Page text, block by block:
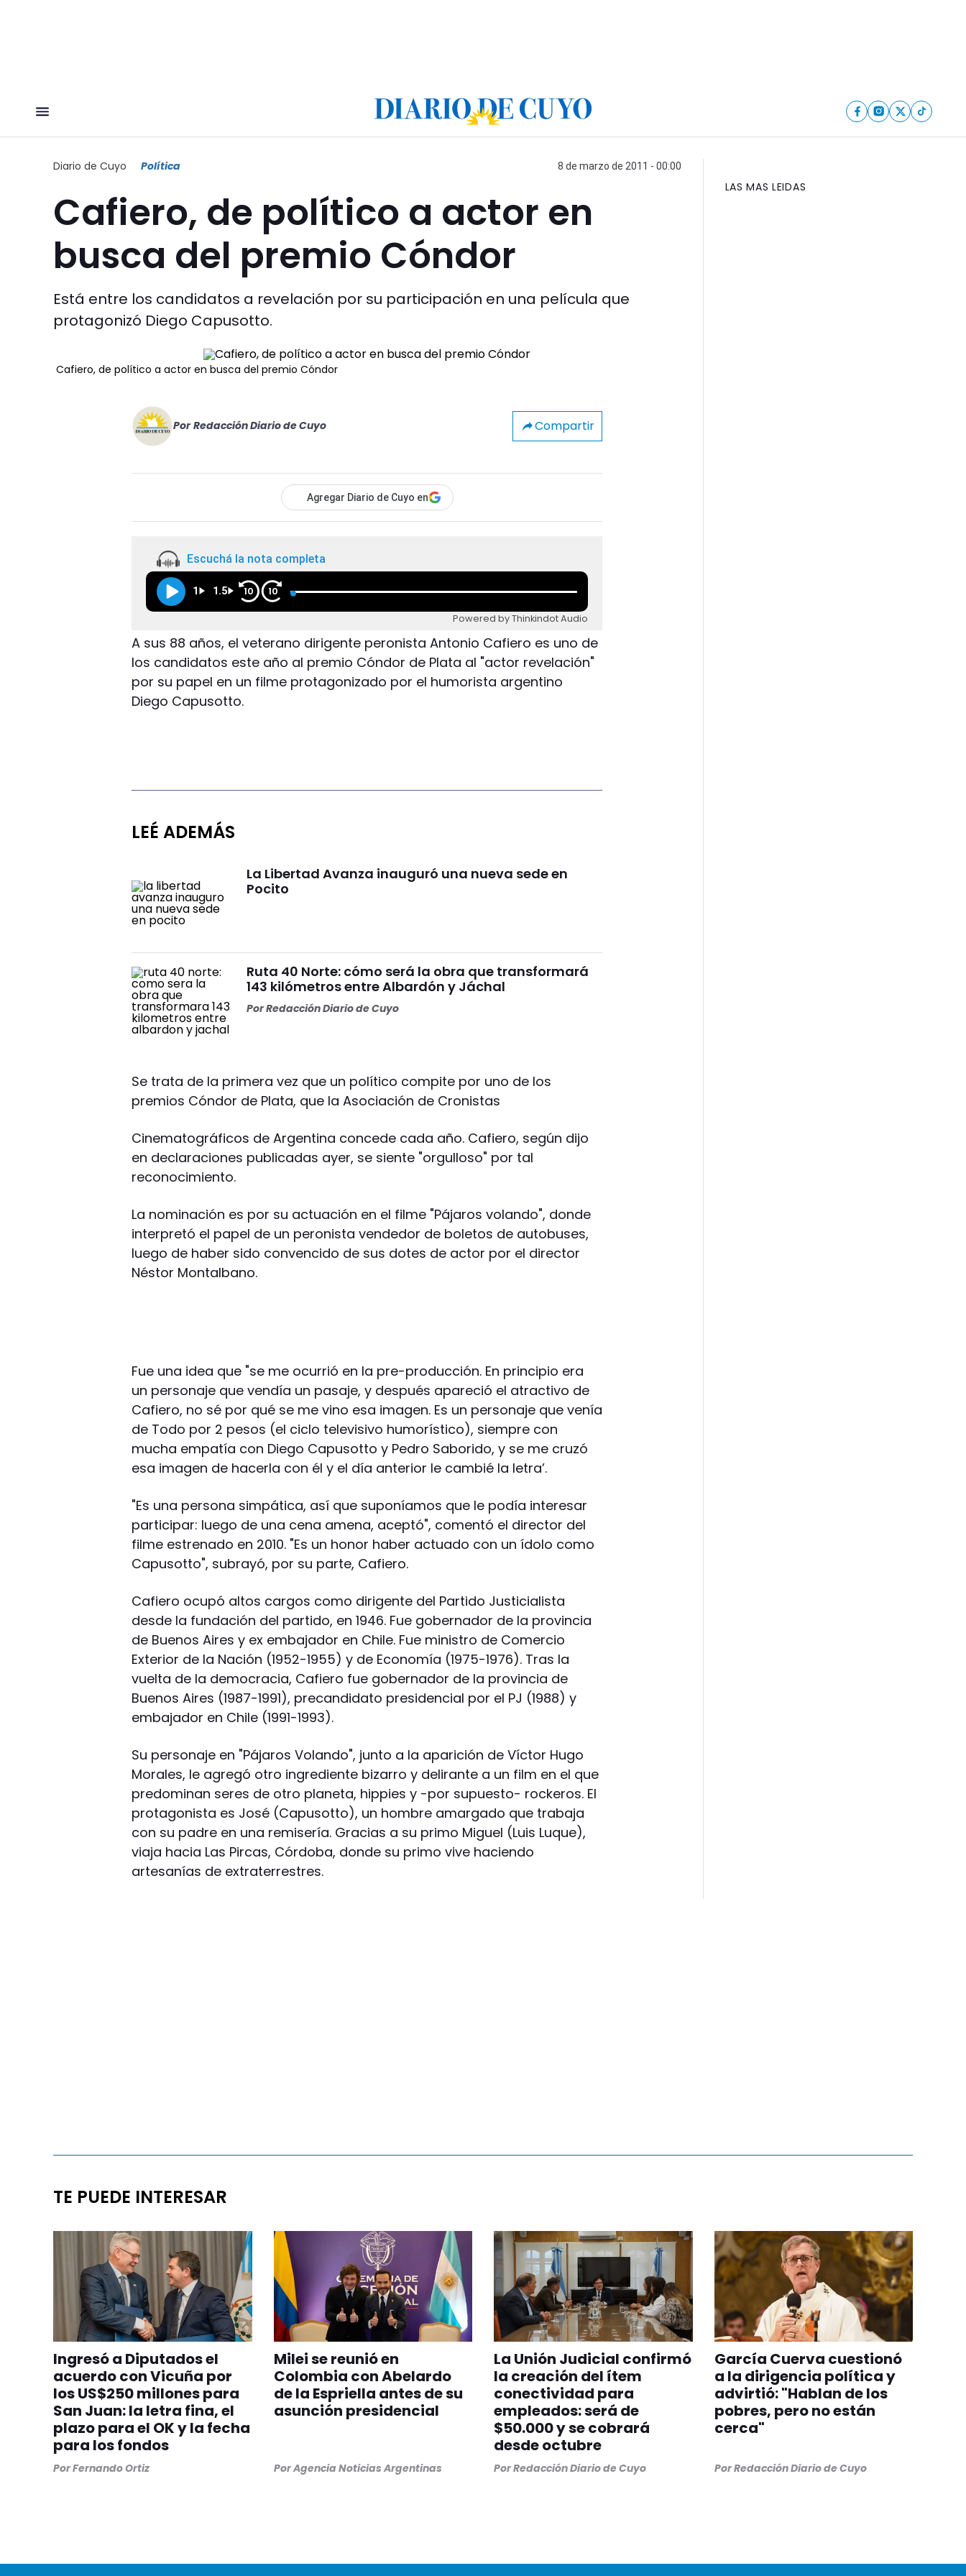
Diario de Cuyo Política 8 de marzo de 2011 - 00:00
Cafiero, de político a actor en
busca del premio Cóndor
Está entre los candidatos a revelación por su participación en una película que
protagonizó Diego Capusotto.
Cafiero, de político a actor en busca del premio Cóndor
Por Redacción Diario de Cuyo Compartir
Agregar Diario de Cuyo en
Escuchá la nota completa
1 1.5 10 10
Powered by Thinkindot Audio
A sus 88 años, el veterano dirigente peronista Antonio Cafiero es uno de
los candidatos este año al premio Cóndor de Plata al "actor revelación"
por su papel en un filme protagonizado por el humorista argentino
Diego Capusotto.
LEÉ ADEMÁS
La Libertad Avanza inauguró una nueva sede en
Pocito
Ruta 40 Norte: cómo será la obra que transformará
143 kilómetros entre Albardón y Jáchal
PorRedacción Diario de Cuyo
Se trata de la primera vez que un político compite por uno de los
premios Cóndor de Plata, que la Asociación de Cronistas
Cinematográficos de Argentina concede cada año. Cafiero, según dijo
en declaraciones publicadas ayer, se siente "orgulloso" por tal
reconocimiento.
La nominación es por su actuación en el filme "Pájaros volando", donde
interpretó el papel de un peronista vendedor de boletos de autobuses,
luego de haber sido convencido de sus dotes de actor por el director
Néstor Montalbano.
Fue una idea que "se me ocurrió en la pre-producción. En principio era
un personaje que vendía un pasaje, y después apareció el atractivo de
Cafiero, no sé por qué se me vino esa imagen. Es un personaje que venía
de Todo por 2 pesos (el ciclo televisivo humorístico), siempre con
mucha empatía con Diego Capusotto y Pedro Saborido, y se me cruzó
esa imagen de hacerla con él y el día anterior le cambié la letra’.
"Es una persona simpática, así que suponíamos que le podía interesar
participar: luego de una cena amena, aceptó", comentó el director del
filme estrenado en 2010. "Es un honor haber actuado con un ídolo como
Capusotto", subrayó, por su parte, Cafiero.
Cafiero ocupó altos cargos como dirigente del Partido Justicialista
desde la fundación del partido, en 1946. Fue gobernador de la provincia
de Buenos Aires y ex embajador en Chile. Fue ministro de Comercio
Exterior de la Nación (1952-1955) y de Economía (1975-1976). Tras la
vuelta de la democracia, Cafiero fue gobernador de la provincia de
Buenos Aires (1987-1991), precandidato presidencial por el PJ (1988) y
embajador en Chile (1991-1993).
Su personaje en "Pájaros Volando", junto a la aparición de Víctor Hugo
Morales, le agregó otro ingrediente bizarro y delirante a un film en el que
predominan seres de otro planeta, hippies y -por supuesto- rockeros. El
protagonista es José (Capusotto), un hombre amargado que trabaja
con su padre en una remisería. Gracias a su primo Miguel (Luis Luque),
viaja hacia Las Pircas, Córdoba, donde su primo vive haciendo
artesanías de extraterrestres.
LAS MAS LEIDAS
TE PUEDE INTERESAR
Ingresó a Diputados el
acuerdo con Vicuña por
los US$250 millones para
San Juan: la letra fina, el
plazo para el OK y la fecha
para los fondos
PorFernando Ortiz
Milei se reunió en
Colombia con Abelardo
de la Espriella antes de su
asunción presidencial
PorAgencia Noticias Argentinas
La Unión Judicial confirmó
la creación del ítem
conectividad para
empleados: será de
$50.000 y se cobrará
desde octubre
PorRedacción Diario de Cuyo
García Cuerva cuestionó
a la dirigencia política y
advirtió: "Hablan de los
pobres, pero no están
cerca"
PorRedacción Diario de Cuyo